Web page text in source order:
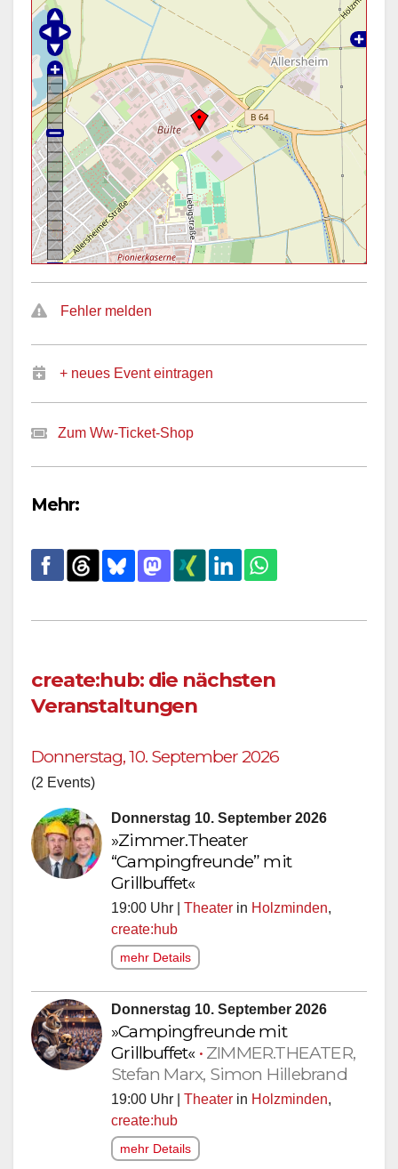
Fehler melden
+ neues Event eintragen
Zum Ww-Ticket-Shop
Mehr:
create:hub: die nächsten
Veranstaltungen
Donnerstag, 10. September 2026
(2 Events)
Donnerstag 10. September 2026
»Zimmer.Theater
“Campingfreunde” mit
Grillbuffet«
19:00 Uhr | Theater in Holzminden,
create:hub
mehr Details
Donnerstag 10. September 2026
»Campingfreunde mit
Grillbuffet« • ZIMMER.THEATER,
Stefan Marx, Simon Hillebrand
19:00 Uhr | Theater in Holzminden,
create:hub
mehr Details